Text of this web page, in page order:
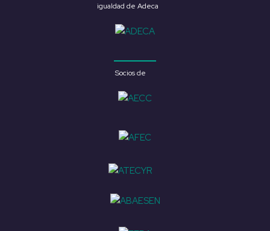
igualdad de Adeca
Socios de